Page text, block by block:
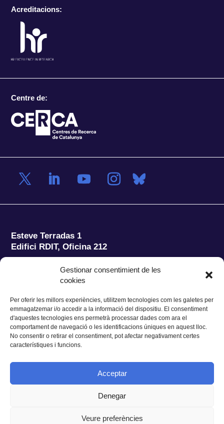
Gestionar consentimient de les
cookies
Per oferir les millors experiències, utilitzem tecnologies com les galetes per
emmagatzemar i/o accedir a la informació del dispositiu. El consentiment
d'aquestes tecnologies ens permetrà processar dades com ara el
comportament de navegació o les identificacions úniques en aquest lloc.
No consentir o retirar el consentiment, pot afectar negativament certes
característiques i funcions.
Acceptar
Denegar
Veure preferències
Acreditacions:
Centre de:
Esteve Terradas 1
Edifici RDIT, Oficina 212
Parc Mediterrani de la Tecnologia (PMT)
del Baix Llobregat – UPC
Tel.:+34 93 280 2088
Fax:+34 93 280 6395
E-mail:ieec@ieec.cat
CONTACTE
Privacitat Avís legal |